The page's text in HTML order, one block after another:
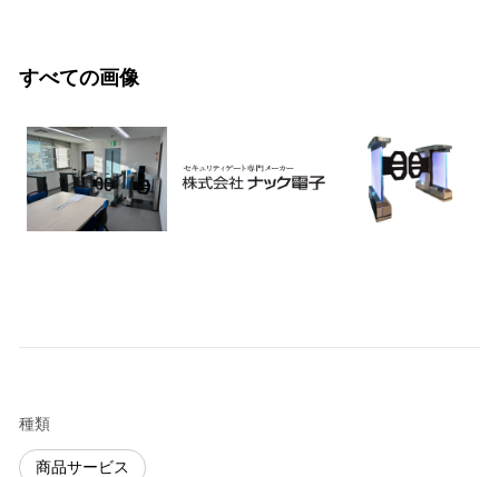
すべての画像
種類
商品サービス